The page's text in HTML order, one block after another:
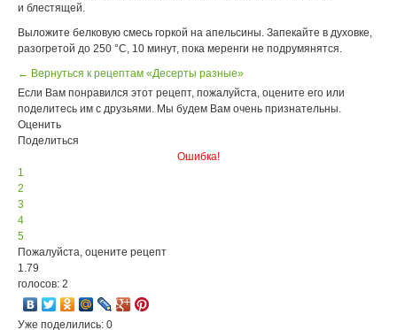
и блестящей.
Выложите белковую смесь горкой на апельсины. Запекайте в духовке,
разогретой до 250 °С, 10 минут, пока меренги не подрумянятся.
← Вернуться к рецептам «Десерты разные»
Если Вам понравился этот рецепт, пожалуйста, оцените его или
поделитесь им с друзьями. Мы будем Вам очень признательны.
Оценить
Поделиться
Ошибка!
1
2
3
4
5
Пожалуйста, оцените рецепт
1.79
голосов: 2
Уже поделились: 0